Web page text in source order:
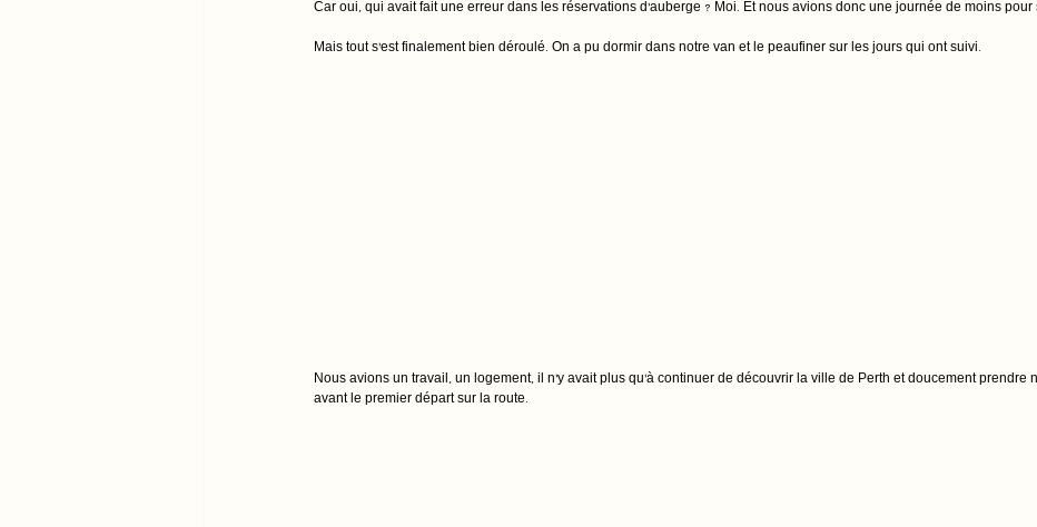
Car oui, qui avait fait une erreur dans les réservations d’auberge ? Moi. Et nous avions donc une journée de moins pour
Mais tout s’est finalement bien déroulé. On a pu dormir dans notre van et le peaufiner sur les jours qui ont suivi.
Nous avions un travail, un logement, il n’y avait plus qu’à continuer de découvrir la ville de Perth et doucement prendre
avant le premier départ sur la route.